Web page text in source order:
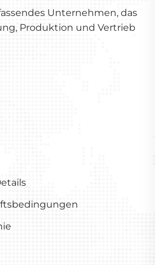
Unternehmen, das
Produktion und Vertrieb